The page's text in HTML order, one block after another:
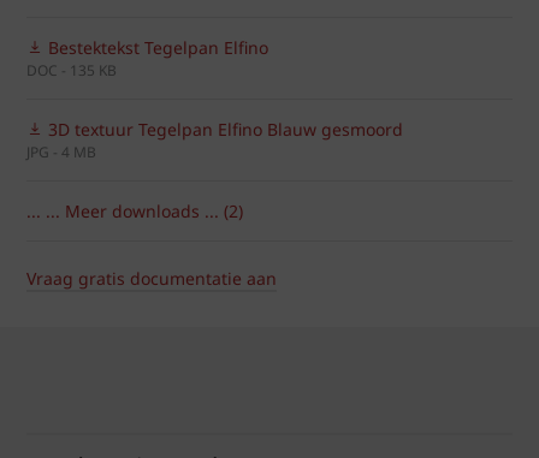
Bestektekst Tegelpan Elfino
DOC - 135 KB
3D textuur Tegelpan Elfino Blauw gesmoord
JPG - 4 MB
... ... Meer downloads ... (2)
Vraag gratis documentatie aan